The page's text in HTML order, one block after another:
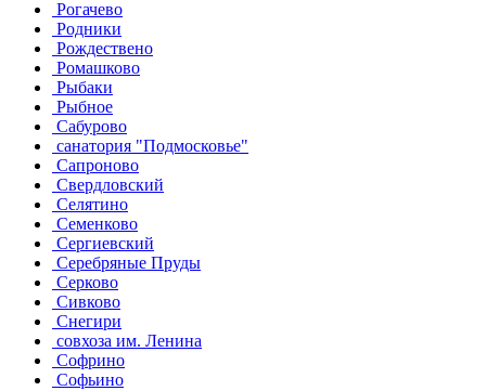
Рогачево
Родники
Рождествено
Ромашково
Рыбаки
Рыбное
Сабурово
санатория "Подмосковье"
Сапроново
Свердловский
Селятино
Семенково
Сергиевский
Серебряные Пруды
Серково
Сивково
Снегири
совхоза им. Ленина
Софрино
Софьино